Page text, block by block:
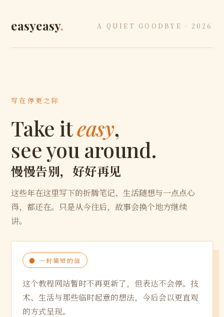
easyeasy. A QUIET GOODBYE · 2026
写在停更之际
Take iteasy,
see you around.
慢慢告别，好好再见
这些年在这里写下的折腾笔记、生活随想与一点点心
得，都还在。只是从今往后，故事会换个地方继续
讲。
● 一封简短的信
这个教程网站暂时不再更新了，但表达不会停。技
术、生活与那些临时起意的想法，今后会以更直观
的方式呈现。